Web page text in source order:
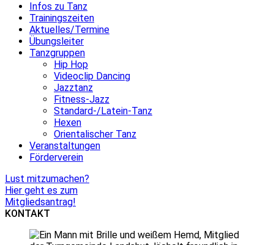
Infos zu Tanz
Trainingszeiten
Aktuelles/Termine
Übungsleiter
Tanzgruppen
Hip Hop
Videoclip Dancing
Jazztanz
Fitness-Jazz
Standard-/Latein-Tanz
Hexen
Orientalischer Tanz
Veranstaltungen
Förderverein
Lust mitzumachen?
Hier geht es zum
Mitgliedsantrag!
KONTAKT